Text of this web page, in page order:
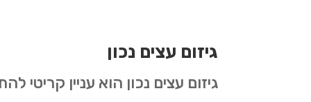
גיזום עצים נכון
גיזום עצים נכון הוא עניין